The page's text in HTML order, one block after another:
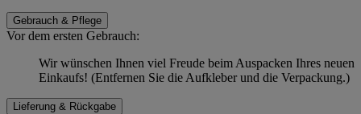
Gebrauch & Pflege
Vor dem ersten Gebrauch:
Wir wünschen Ihnen viel Freude beim Auspacken Ihres neuen
Einkaufs! (Entfernen Sie die Aufkleber und die Verpackung.)
Lieferung & Rückgabe